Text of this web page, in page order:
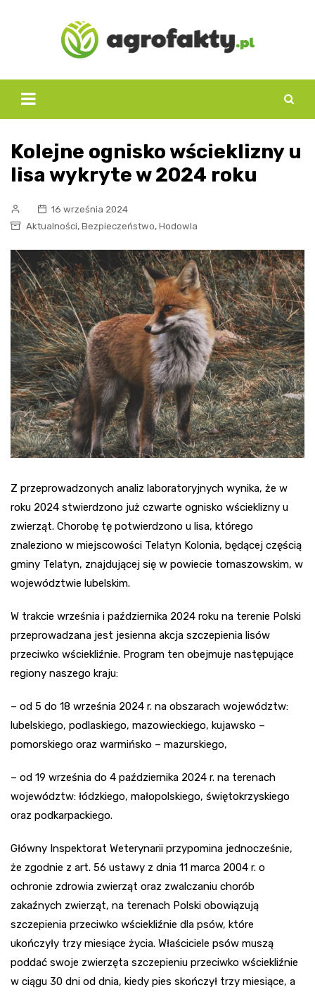
Kolejne ognisko wścieklizny u
lisa wykryte w 2024 roku
16 września 2024
Aktualności, Bezpieczeństwo, Hodowla
Z przeprowadzonych analiz laboratoryjnych wynika, że w
roku 2024 stwierdzono już czwarte ognisko wścieklizny u
zwierząt. Chorobę tę potwierdzono u lisa, którego
znaleziono w miejscowości Telatyn Kolonia, będącej częścią
gminy Telatyn, znajdującej się w powiecie tomaszowskim, w
województwie lubelskim.
W trakcie września i października 2024 roku na terenie Polski
przeprowadzana jest jesienna akcja szczepienia lisów
przeciwko wściekliźnie. Program ten obejmuje następujące
regiony naszego kraju:
– od 5 do 18 września 2024 r. na obszarach województw:
lubelskiego, podlaskiego, mazowieckiego, kujawsko –
pomorskiego oraz warmińsko – mazurskiego,
– od 19 września do 4 października 2024 r. na terenach
województw: łódzkiego, małopolskiego, świętokrzyskiego
oraz podkarpackiego.
Główny Inspektorat Weterynarii przypomina jednocześnie,
że zgodnie z art. 56 ustawy z dnia 11 marca 2004 r. o
ochronie zdrowia zwierząt oraz zwalczaniu chorób
zakaźnych zwierząt, na terenach Polski obowiązują
szczepienia przeciwko wściekliźnie dla psów, które
ukończyły trzy miesiące życia. Właściciele psów muszą
poddać swoje zwierzęta szczepieniu przeciwko wściekliźnie
w ciągu 30 dni od dnia, kiedy pies skończył trzy miesiące, a